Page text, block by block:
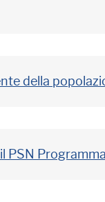
della